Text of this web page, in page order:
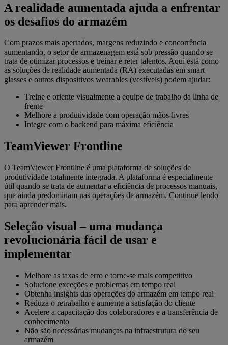
A realidade aumentada ajuda a enfrentar
os desafios do armazém
Com prazos mais apertados, margens reduzindo e concorrência
aumentando, o setor de armazenagem está sob pressão quando se
trata de otimizar processos e treinar e reter talentos. Aqui está como
as soluções de realidade aumentada (RA) executadas em smart
glasses e outros dispositivos wearables (vestíveis) podem ajudar:
Treine e oriente visualmente a equipe de trabalho da linha de
frente
Melhore a produtividade com operação mãos-livres
Integre com o backend para máxima eficiência
TeamViewer Frontline
O TeamViewer Frontline é uma plataforma de soluções de
produtividade totalmente integrada. A plataforma é especialmente
útil quando se trata de aumentar a eficiência de processos manuais,
que ainda predominam nas operações de armazém. Continue lendo
para aprender mais.
Seleção visual – uma mudança
revolucionária fácil de usar e
implementar
Melhore as taxas de erro e torne-se mais competitivo
Solucione exceções e problemas em tempo real
Obtenha insights das operações do armazém em tempo real
Reduza o retrabalho e aumente a satisfação do cliente
Acelere a capacitação dos colaboradores e a transferência de
conhecimento
Não são necessárias mudanças na infraestrutura do seu
armazém